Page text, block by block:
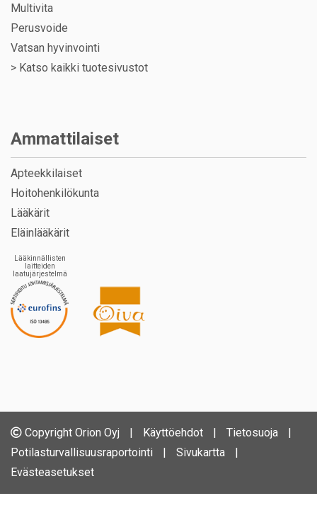
Multivita
Perusvoide
Vatsan hyvinvointi
> Katso kaikki tuotesivustot
Ammattilaiset
Apteekkilaiset
Hoitohenkilökunta
Lääkärit
Eläinlääkärit
Lääkinnällisten
laitteiden
laatujärjestelmä
Copyright Orion Oyj | Käyttöehdot | Tietosuoja
|
Potilasturvallisuusraportointi
| Sivukartta
|
Evästeasetukset